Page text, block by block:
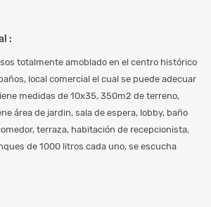
:
totalmente amoblado en el centro histórico
local comercial el cual se puede adecuar
medidas de 10x35, 350m2 de terreno,
área de jardin, sala de espera, lobby, baño
terraza, habitación de recepcionista,
de 1000 litros cada uno, se escucha